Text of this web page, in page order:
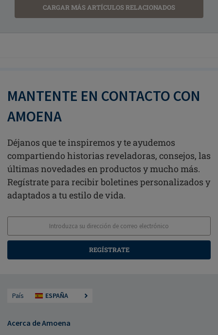
CARGAR MÁS ARTÍCULOS RELACIONADOS
MANTENTE EN CONTACTO CON
AMOENA
Déjanos que te inspiremos y te ayudemos
compartiendo historias reveladoras, consejos, las
últimas novedades en productos y mucho más.
Regístrate para recibir boletines personalizados y
adaptados a tu estilo de vida.
REGÍSTRATE
País ESPAÑA
Acerca de Amoena